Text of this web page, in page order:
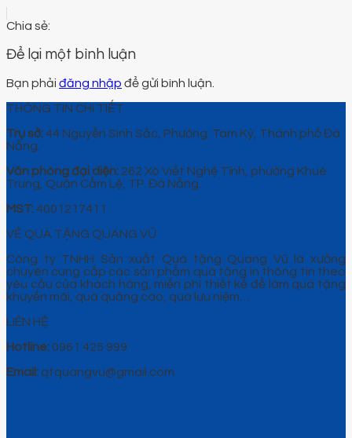
Để lại một bình luận
Bạn phải đăng nhập để gửi bình luận.
THÔNG TIN CHI TIẾT
Trụ sở: 44 Nguyễn Sinh Sắc, Phường Tam Kỳ, Thành phố Đà
Nẵng.
Văn phòng đại diện: 262 Xô Viết Nghệ Tĩnh, phường Khuê
Trung, Quận Cẩm Lệ, TP. Đà Nẵng.
MST: 4001217411
VỀ QUÀ TẶNG QUANG VŨ
Công ty TNHH Sản xuất Quà tặng Quang Vũ là xưởng
chuyên cung cấp các sản phẩm quà tặng in thông tin theo
yêu cầu của khách hàng, miễn phí thiết kế để làm quà tặng
khuyến mãi, quà quảng cáo, quà lưu niệm…
LIÊN HỆ
Hotline: 0961 425 999
Email: qtquangvu@gmail.com